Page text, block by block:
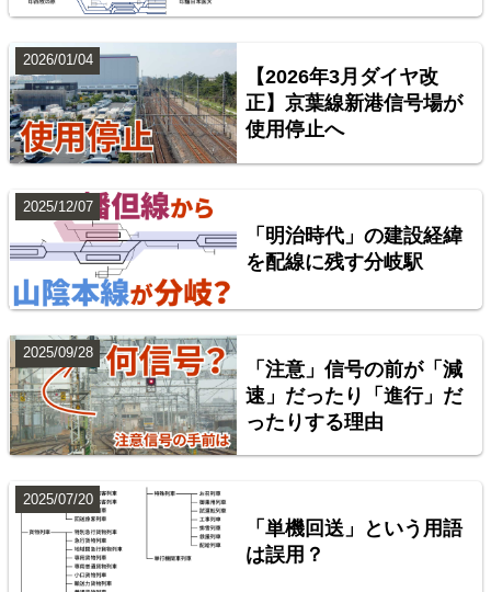
楽天市場 書泉 BOOTH
配線略図で辿る首都圏の回送列車2 特急型車両編
楽天市場 書泉 BOOTH
【2026年3月ダイヤ改
正】京葉線新港信号場が
使用停止へ
2026/01/04
「明治時代」の建設経緯
を配線に残す分岐駅
2025/12/07
「注意」信号の前が「減
速」だったり「進行」だ
ったりする理由
2025/09/28
「単機回送」という用語
は誤用？
2025/07/20